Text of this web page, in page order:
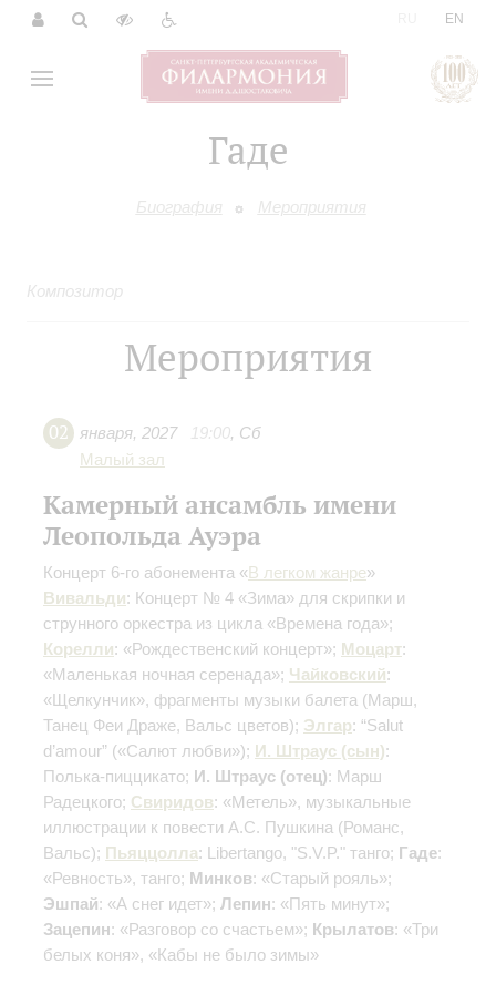
EN
Гаде
Биография Мероприятия
Композитор
Мероприятия
02 января, 2027 19:00, Сб
Малый зал
Камерный ансамбль имени
Леопольда Ауэра
Концерт 6-го абонемента «В легком жанре»
Вивальди: Концерт № 4 «Зима» для скрипки и
струнного оркестра из цикла «Времена года»;
Корелли: «Рождественский концерт»; Моцарт:
«Маленькая ночная серенада»; Чайковский:
«Щелкунчик», фрагменты музыки балета (Марш,
Танец Феи Драже, Вальс цветов); Элгар: “Salut
d’amour” («Салют любви»); И. Штраус (сын):
Полька-пиццикато; И. Штраус (отец): Марш
Радецкого; Свиридов: «Метель», музыкальные
иллюстрации к повести А.С. Пушкина (Романс,
Вальс); Пьяццолла: Libertango, "S.V.P." танго; Гаде:
«Ревность», танго; Минков: «Старый рояль»;
Эшпай: «А снег идет»; Лепин: «Пять минут»;
Зацепин: «Разговор со счастьем»; Крылатов: «Три
белых коня», «Кабы не было зимы»